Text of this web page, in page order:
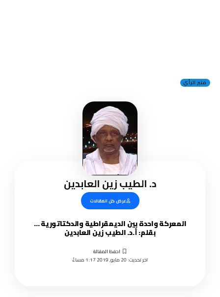
منبر الرأي
د. الطيب زين العابدين
عرض كل المقالات
المعركة واحدة بين الديمقراطية والدكتاتورية …
بقلم: أ.د. الطيب زين العابدين
اخر تحديث: 20 مايو, 2019 1:17 مساءً